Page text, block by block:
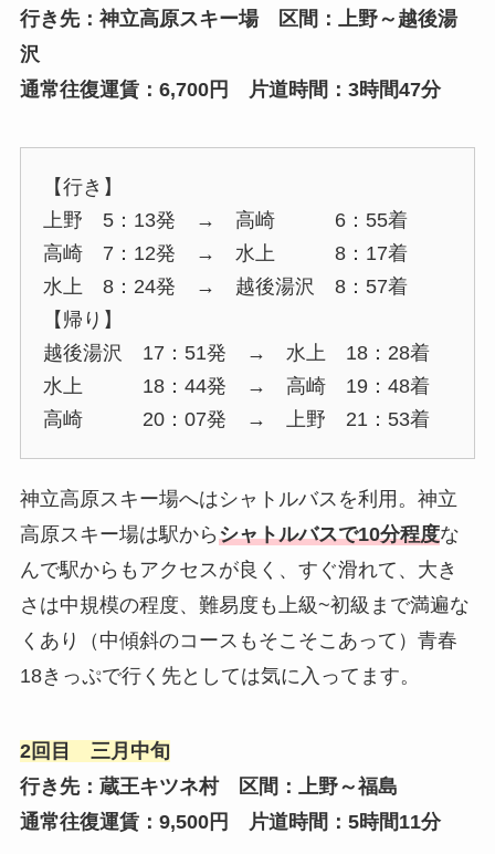
行き先：神立高原スキー場 区間：上野～越後湯
沢
通常往復運賃：6,700円 片道時間：3時間47分
【行き】
上野 5：13発 → 高崎 6：55着
高崎 7：12発 → 水上 8：17着
水上 8：24発 → 越後湯沢 8：57着
【帰り】
越後湯沢 17：51発 → 水上 18：28着
水上 18：44発 → 高崎 19：48着
高崎 20：07発 → 上野 21：53着
神立高原スキー場へはシャトルバスを利用。神立
高原スキー場は駅からシャトルバスで10分程度な
んで駅からもアクセスが良く、すぐ滑れて、大き
さは中規模の程度、難易度も上級~初級まで満遍な
くあり（中傾斜のコースもそこそこあって）青春
18きっぷで行く先としては気に入ってます。
2回目 三月中旬
行き先：蔵王キツネ村 区間：上野～福島
通常往復運賃：9,500円 片道時間：5時間11分